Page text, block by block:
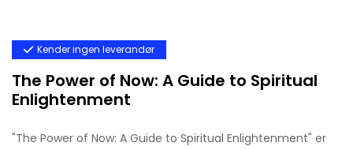
Kender ingen leverandør
The Power of Now: A Guide to Spiritual
Enlightenment
"The Power of Now: A Guide to Spiritual Enlightenment" er